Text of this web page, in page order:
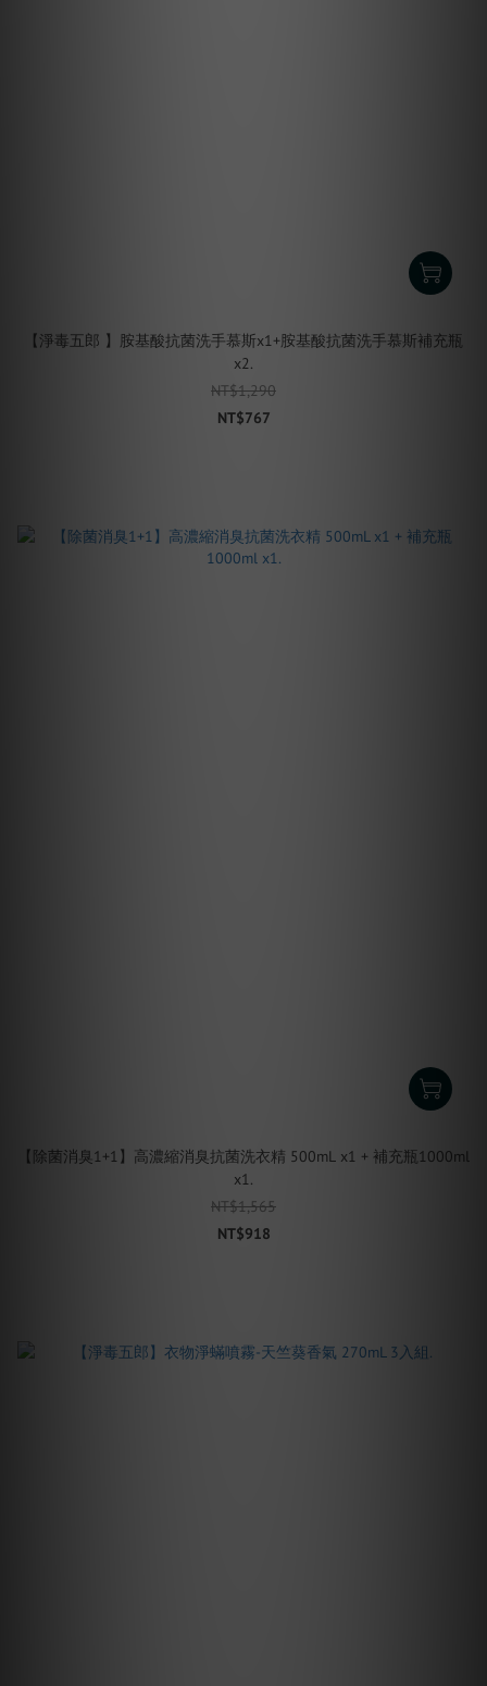
【淨毒五郎 】胺基酸抗菌洗手慕斯x1+胺基酸抗菌洗手慕斯補充瓶
x2.
NT$1,290
NT$767
【除菌消臭1+1】高濃縮消臭抗菌洗衣精 500mL x1 + 補充瓶1000ml
x1.
NT$1,565
NT$918